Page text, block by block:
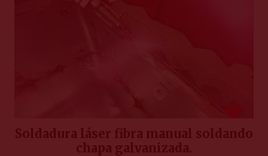
Soldadura láser fibra manual soldando
chapa galvanizada.